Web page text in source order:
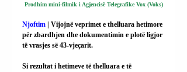
Prodhim mini-filmik i Agjencisë Telegrafike Vox (Voks)
Njoftim | Vijojnë veprimet e thelluara hetimore
për zbardhjen dhe dokumentimin e plotë ligjor
të vrasjes së 43-vjeçarit.
Si rezultat i hetimeve të thelluara e të